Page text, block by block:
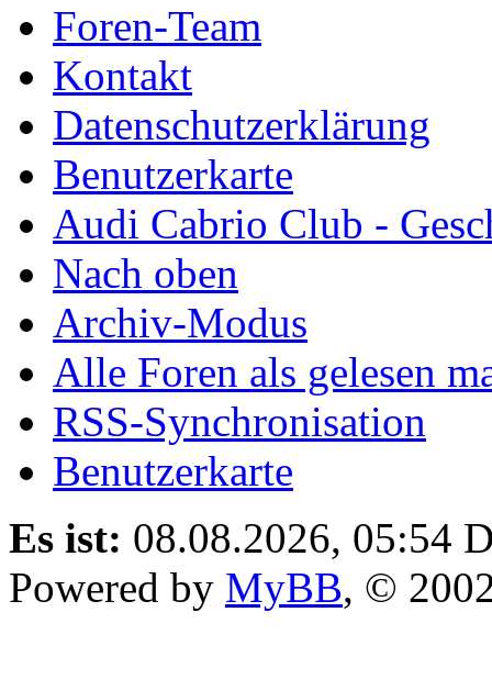
Foren-Team
Kontakt
Datenschutzerklärung
Benutzerkarte
Audi Cabrio Club -
Nach oben
Archiv-Modus
Alle Foren als gelesen
RSS-Synchronisation
Benutzerkarte
Es ist: 08.08.2026, 05:54
Powered by MyBB, ©